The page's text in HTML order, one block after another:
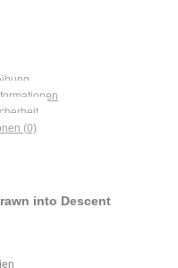
(0)
into Descent